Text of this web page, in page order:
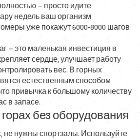
– просто идите
недель ваш организм
уже покажут 6000‑8000 шагов
– это маленькая инвестиция в
сердце, улучшает работу
вес. В горных
естественным способом
привычка к большому количеству
в запасе.
без оборудования
не нужны спортзалы. Используйте